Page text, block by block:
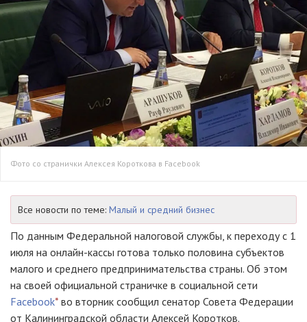
Фото со странички Алексея Короткова в Facebook
Все новости по теме: Малый и средний бизнес
По данным Федеральной налоговой службы, к переходу с 1
июля‬ на онлайн-кассы готова только половина субъектов
малого и среднего предпринимательства страны. Об этом
на своей официальной страничке в социальной сети
Facebook* во вторник сообщил сенатор Совета Федерации
от Калининградской области Алексей Коротков.